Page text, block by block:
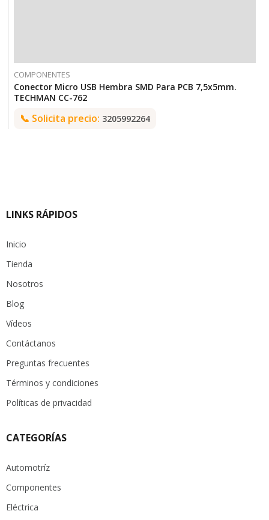
COMPONENTES
Conector Micro USB Hembra SMD Para PCB 7,5x5mm.
TECHMAN CC-762
📞 Solicita precio: 3205992264
LINKS RÁPIDOS
Inicio
Tienda
Nosotros
Blog
Vídeos
Contáctanos
Preguntas frecuentes
Términos y condiciones
Políticas de privacidad
CATEGORÍAS
Automotríz
Componentes
Eléctrica